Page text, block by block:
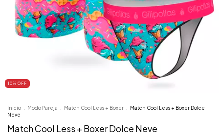
10% OFF
Inicio Modo Pareja Match Cool Less + Boxer
Match Cool Less + Boxer Dolce
Neve
Match Cool Less + Boxer Dolce Neve